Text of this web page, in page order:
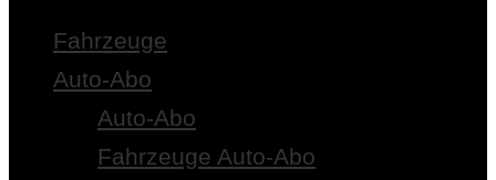
Fahrzeuge
Auto-Abo
Auto-Abo
Fahrzeuge Auto-Abo